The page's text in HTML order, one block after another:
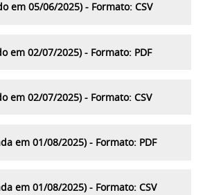
em05/06/2025) - Formato: CSV
em02/07/2025) - Formato: PDF
em02/07/2025) - Formato: CSV
em 01/08/2025) - Formato: PDF
em 01/08/2025) - Formato: CSV